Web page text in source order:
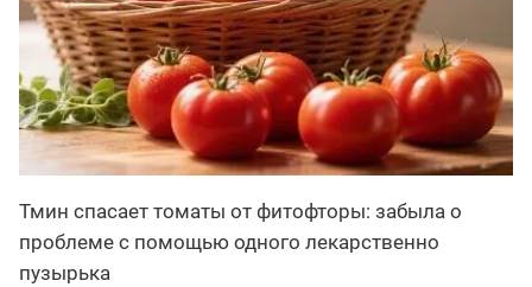
Тмин спасает томаты от фитофторы: забыла о
проблеме с помощью одного лекарственно
пузырька